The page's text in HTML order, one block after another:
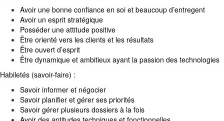
Avoir une bonne confiance en soi et beaucoup d’entregent
Avoir un esprit stratégique
Posséder une attitude positive
Être orienté vers les clients et les résultats
Être ouvert d’esprit
Être dynamique et ambitieux ayant la passion des technologies
Habiletés (savoir-faire) :
Savoir informer et négocier
Savoir planifier et gérer ses priorités
Savoir gérer plusieurs dossiers à la fois